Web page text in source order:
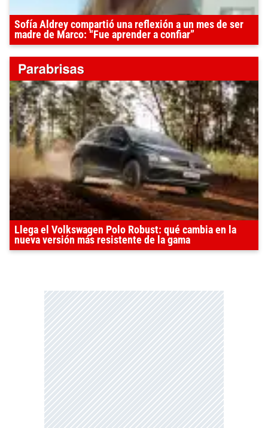
Sofía Aldrey compartió una reflexión a un mes de ser
madre de Marco: “Fue aprender a confiar”
Llega el Volkswagen Polo Robust: qué cambia en la
nueva versión más resistente de la gama